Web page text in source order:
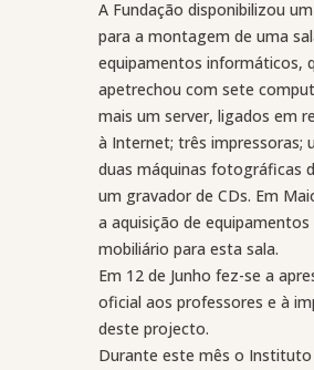
A Fundação disponibilizou
para a montagem de uma
equipamentos informáticos,
apetrechou com sete
mais um server, ligados em
à Internet; três impressoras;
duas máquinas fotográficas
um gravador de CDs. Em
a aquisição de equipamentos
mobiliário para esta sala.
Em 12 de Junho fez-se a
oficial aos professores e à
deste projecto.
Durante este mês o Instituto